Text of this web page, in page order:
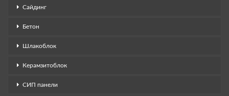
Сайдинг
Бетон
Шлакоблок
Керамзитоблок
СИП панели